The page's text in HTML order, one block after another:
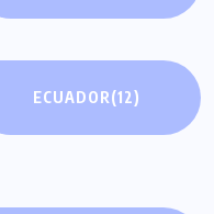
ECUADOR(12)